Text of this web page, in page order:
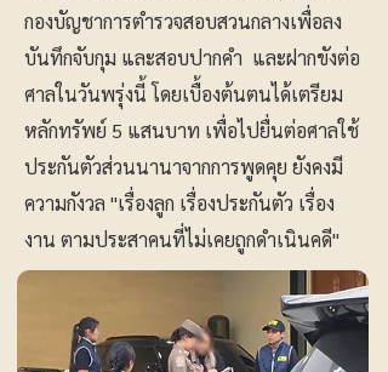
กองบัญชาการตำรวจสอบสวนกลางเพื่อลง
บันทึกจับกุม และสอบปากคำ และฝากขังต่อ
ศาลในวันพรุ่งนี้ โดยเบื้องต้นตนได้เตรียม
หลักทรัพย์ 5 แสนบาท เพื่อไปยื่นต่อศาลใช้
ประกันตัวส่วนนานาจากการพูดคุย ยังคงมี
ความกังวล "เรื่องลูก เรื่องประกันตัว เรื่อง
งาน ตามประสาคนที่ไม่เคยถูกดำเนินคดี"